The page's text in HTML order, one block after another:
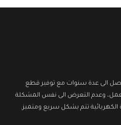
تصل الى عدة سنوات مع توفير قطع
وعدم التعرض الى نفس المشكلة
الكهربائية تتم بشكل سريع ومتميز.